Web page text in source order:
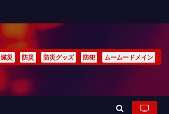
減災 防災 防災グッズ 防犯 ムームードメイン